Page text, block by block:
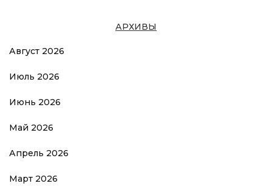
АРХИВЫ
Август 2026
Июль 2026
Июнь 2026
Май 2026
Апрель 2026
Март 2026